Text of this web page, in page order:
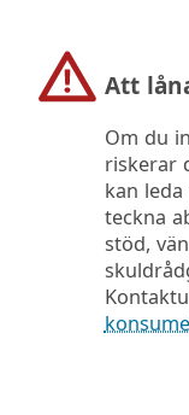
Att
Om du
riskerar
kan
teckna
stöd,